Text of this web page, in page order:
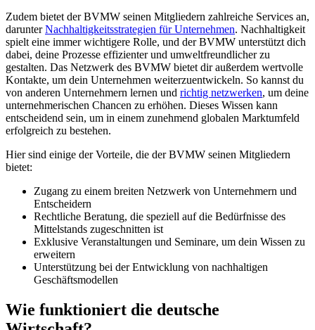
Zudem bietet der BVMW seinen Mitgliedern zahlreiche Services an,
darunterNachhaltigkeitsstrategien für Unternehmen. Nachhaltigkeit
spielt eine immer wichtigere Rolle, und der BVMW unterstützt dich
dabei, deine Prozesse effizienter und umweltfreundlicher zu
gestalten. Das Netzwerk des BVMW bietet dir außerdem wertvolle
Kontakte, um dein Unternehmen weiterzuentwickeln. So kannst du
von anderen Unternehmern lernen und richtig netzwerken, um deine
unternehmerischen Chancen zu erhöhen. Dieses Wissen kann
entscheidend sein, um in einem zunehmend globalen Marktumfeld
erfolgreich zu bestehen.
Hier sind einige der Vorteile, die der BVMW seinen Mitgliedern
bietet:
Zugang zu einem breiten Netzwerk von Unternehmern und
Entscheidern
Rechtliche Beratung, die speziell auf die Bedürfnisse des
Mittelstands zugeschnitten ist
Exklusive Veranstaltungen und Seminare, um dein Wissen zu
erweitern
Unterstützung bei der Entwicklung von nachhaltigen
Geschäftsmodellen
Wie funktioniert die deutsche